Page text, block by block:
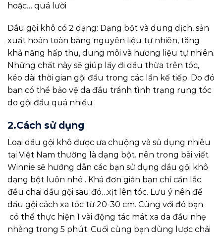
hoặc… quá lười
Dầu gội khô có 2 dạng: Dạng bột và dung dịch, sản
xuất hoàn toàn bằng nguyên liệu tự nhiên, tăng
khả năng hấp thụ, dung môi và hương liệu tự nhiên.
Những chất này sẽ giúp lấy đi dầu thừa trên tóc,
kéo dài thời gian gội đầu trong các lần kế tiếp. Do đó
bạn có thể bảo vệ da đầu tránh tình trạng rụng tóc
do gội đầu quá nhiều
2.Cách sử dụng
Loại dầu gội khô được ưa chuộng và sủ dụng nhiêu
tại Việt Nam thường là dạng bột. nên trong bài viết
Winnie sẽ hướng dẫn các bạn sử dụng dầu gội khô
dạng bột luôn nhé . Khá đơn giản bạn chỉ cần lắc
đều chai dầu gội sau đó…xịt lên tóc. Lưu ý nên để
dầu gội cách xa tóc từ 20-30 cm. Cùng với đó bạn
có thể thực hiện 1 vài động tác mát xa da đầu nhẹ
nhàng trong 5 phút. Cuối cùng bạn dùng lược chải